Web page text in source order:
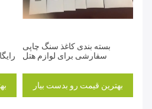
بسته بندی کاغذ سنگ چاپی
سفارشی برای لوازم هتل
بهترین قیمت رو بدست بیار